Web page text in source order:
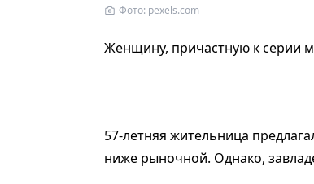
Фото: pexels.com
Женщину, причастную к серии
57-летняя жительница
ниже рыночной. Однако,